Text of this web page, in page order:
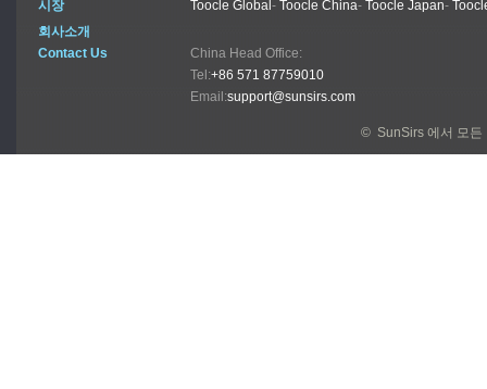
시장 Toocle Global - Toocle China- Toocle Japan-
회사소개
Contact Us
China Head Office:
Tel:+86 571 87759010
Email:support@sunsirs.com
© SunSirs 에서 모